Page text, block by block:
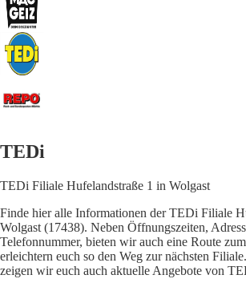
TEDi
TEDi Filiale Hufelandstraße 1 in Wolgast
Finde hier alle Informationen der TEDi Filiale
Wolgast (17438). Neben Öffnungszeiten,
Telefonnummer, bieten wir auch eine Route
erleichtern euch so den Weg zur nächsten
zeigen wir euch auch aktuelle Angebote von